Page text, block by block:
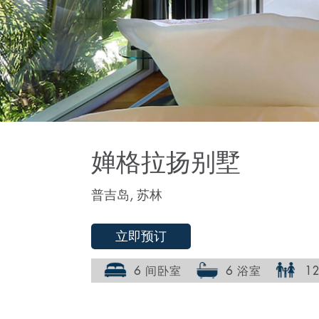
婵格拉扬别墅
普吉岛, 苏林
立即预订
6 间卧室 6 浴室